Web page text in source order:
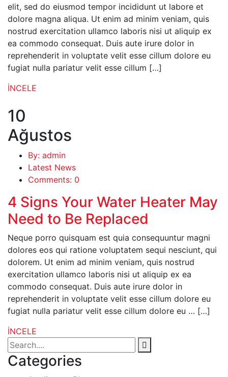
elit, sed do eiusmod tempor incididunt ut labore et
dolore magna aliqua. Ut enim ad minim veniam, quis
nostrud exercitation ullamco laboris nisi ut aliquip ex
ea commodo consequat. Duis aute irure dolor in
reprehenderit in voluptate velit esse cillum dolore eu
fugiat nulla pariatur velit esse cillum […]
İNCELE
10
Ağustos
By: admin
Latest News
Comments: 0
4 Signs Your Water Heater May
Need to Be Replaced
Neque porro quisquam est quia consequuntur magni
dolores eos qui ratione voluptatem sequi nesciunt, qui
dolorem. Ut enim ad minim veniam, quis nostrud
exercitation ullamco laboris nisi ut aliquip ex ea
commodo consequat. Duis aute irure dolor in
reprehenderit in voluptate velit esse cillum dolore eu
fugiat nulla pariatur velit esse cillum dolore eu … […]
İNCELE
Categories